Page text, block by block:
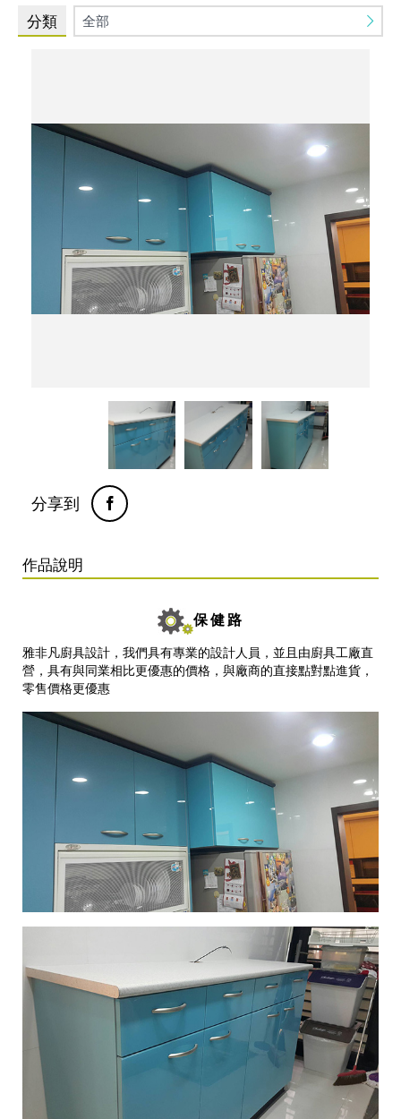
分類 全部
分享到
作品說明
保健路
雅非凡廚具設計，我們具有專業的設計人員，並且由廚具工廠直
營，具有與同業相比更優惠的價格，與廠商的直接點對點進貨，
零售價格更優惠